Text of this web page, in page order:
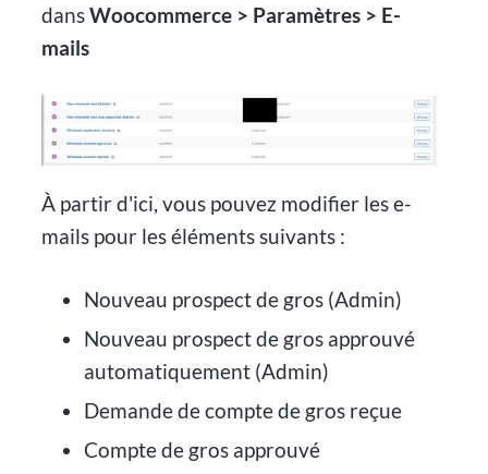
dansWoocommerce > Paramètres > E-
mails
À partir d'ici, vous pouvez modifier les e-
mails pour les éléments suivants :
Nouveau prospect de gros (Admin)
Nouveau prospect de gros approuvé
automatiquement (Admin)
Demande de compte de gros reçue
Compte de gros approuvé